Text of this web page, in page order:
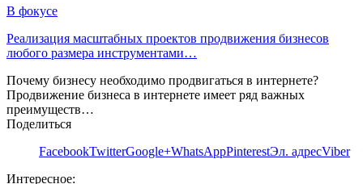
В фокусе
Реализация масштабных проектов продвижения бизнесов
любого размера инструментами…
Почему бизнесу необходимо продвигаться в интернете?
Продвижение бизнеса в интернете имеет ряд важных
преимуществ…
Поделиться
FacebookTwitterGoogle+WhatsAppPinterestЭл. адресViber
Интересное: